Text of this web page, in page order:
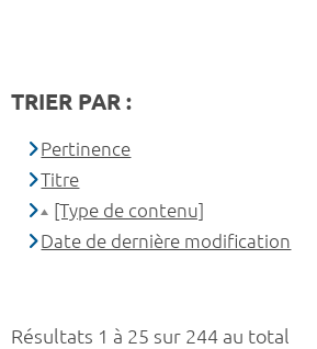
Résultats 1 à 25 sur 244 au total
TRIER PAR :
Pertinence
Titre
[Type de contenu]
Date de dernière modification